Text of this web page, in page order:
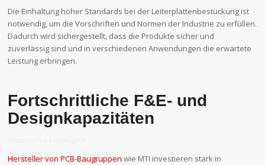
Die Einhaltung hoher Standards bei der Leiterplattenbestückung ist
notwendig, um die Vorschriften und Normen der Industrie zu erfüllen.
Dadurch wird sichergestellt, dass die Produkte sicher und
zuverlässig sind und in verschiedenen Anwendungen die erwartete
Leistung erbringen.
Fortschrittliche F&E- und
Designkapazitäten
Hersteller von PCB-Baugruppen wie MTI investieren stark in